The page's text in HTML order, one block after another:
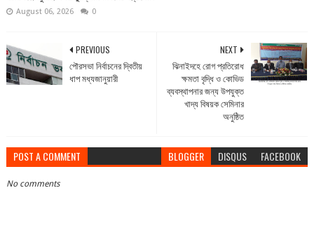
August 06, 2026 0
NEXT
ঝিনাইদহে রোগ প্রতিরোধ
ক্ষমতা বৃদ্ধি ও কোভিড
ব্যবস্থাপনার জন্য উপযুক্ত
খাদ্য বিষয়ক সেমিনার
অনুষ্ঠিত
PREVIOUS
পৌরসভা নির্বাচনের দ্বিতীয়
ধাপ মধ্যজানুয়ারী
POST A COMMENT BLOGGER DISQUS FACEBOOK
No comments